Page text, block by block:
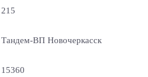
215
Тандем-ВП Новочеркасск
15360